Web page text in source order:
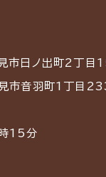
市日ノ出町2丁目
市音羽町1丁目
15分